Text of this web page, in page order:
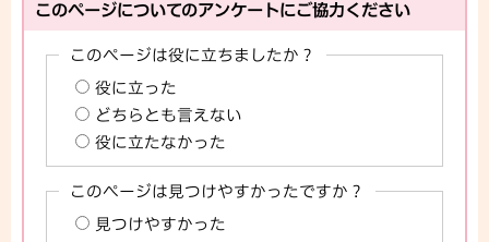
このページについてのアンケートにご協力ください
このページは役に立ちましたか？
役に立った
どちらとも言えない
役に立たなかった
このページは見つけやすかったですか？
見つけやすかった